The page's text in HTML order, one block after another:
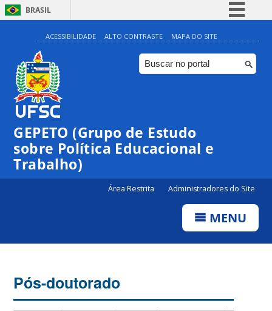
BRASIL
Simplifique!
Comunica BR
Participe
Canais
ACESSIBILIDADE ALTO CONTRASTE MAPA DO SITE
GEPETO (Grupo de Estudo
sobre Política Educacional e
Trabalho)
Área Restrita Administradores do Site
MENU
Pós-doutorado